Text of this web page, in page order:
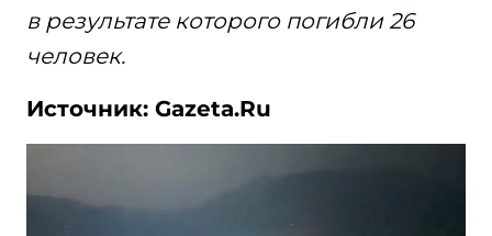
в результате которого погибли 26
человек.
Источник: Gazeta.Ru